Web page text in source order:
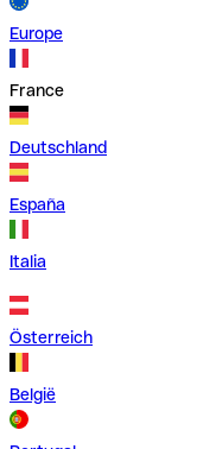
Europe
France
Deutschland
España
Italia
Österreich
België